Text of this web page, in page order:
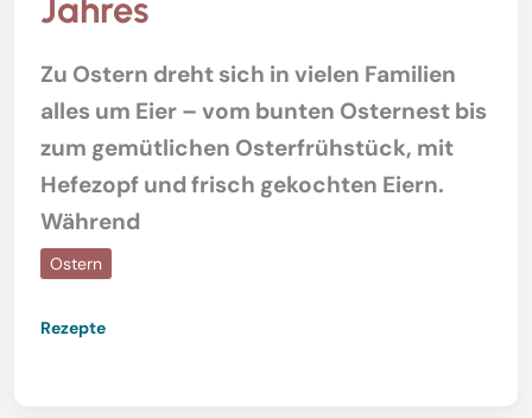
Jahres
Zu Ostern dreht sich in vielen Familien
alles um Eier – vom bunten Osternest bis
zum gemütlichen Osterfrühstück, mit
Hefezopf und frisch gekochten Eiern.
Während
Ostern
Rezepte